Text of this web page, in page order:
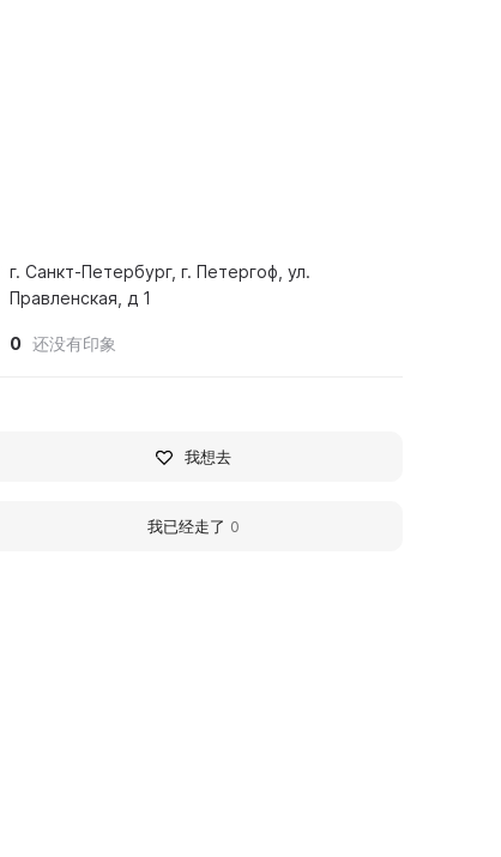
г. Санкт-Петербург, г. Петергоф, ул.
Правленская, д 1
0 还没有印象
我想去
我已经走了 0